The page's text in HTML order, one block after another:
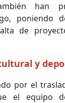
han
poniendo
de
y
por el
el equipo